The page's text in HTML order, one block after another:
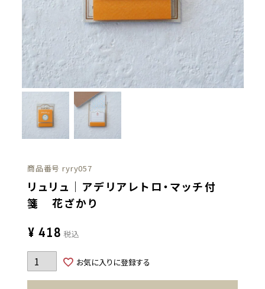
商品番号 ryry057
リュリュ｜アデリアレトロ・マッチ付
箋 花ざかり
¥ 418 税込
お気に入りに登録する